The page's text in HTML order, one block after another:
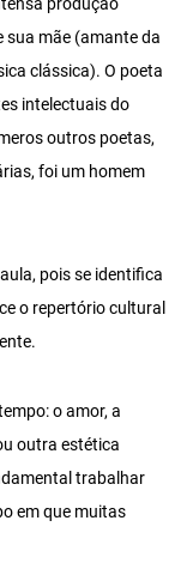
produção
sua mãe (amante da
clássica). O poeta
intelectuais do
outros poetas,
foi um homem
pois se identifica
o repertório cultural
o amor, a
outra estética
trabalhar
em que muitas